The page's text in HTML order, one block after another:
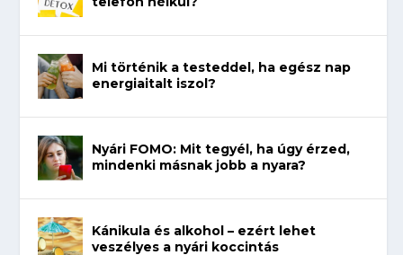
Mi történik a testeddel, ha egész nap
energiaitalt iszol?
Nyári FOMO: Mit tegyél, ha úgy érzed,
mindenki másnak jobb a nyara?
Kánikula és alkohol – ezért lehet
veszélyes a nyári koccintás